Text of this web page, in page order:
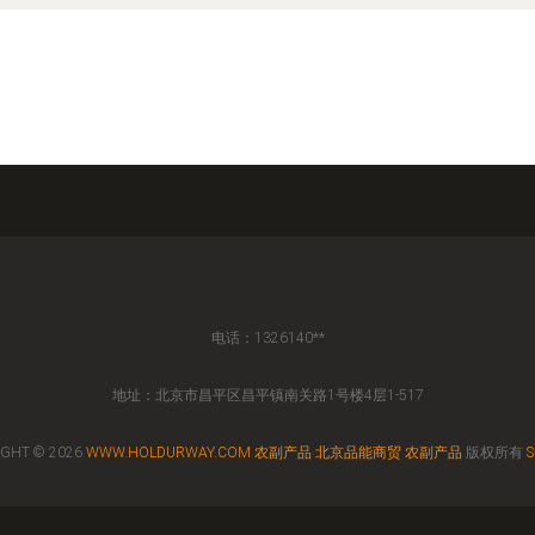
电话：1326140**
地址：北京市昌平区昌平镇南关路1号楼4层1-517
© 2026 WWW.HOLDURWAY.COM 农副产品 北京品能商贸 农副产品 版权所有